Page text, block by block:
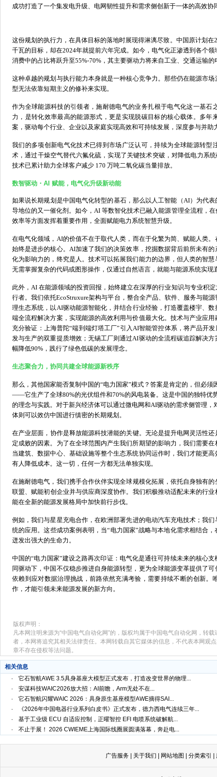
成功打造了一个集发电升级、电网韧性提升和需求侧创新于一体的高效协
这份规划的执行力，在具体目标的落地时展现得淋漓尽致。中国原计划在
千瓦的目标，却在2024年就提前六年完成。如今，电气化正渗透到各个
消费中的占比将跃升至55%-70%，其主要驱动力将来自工业、交通运输
这种卓越的规划 与执行能力本身就是一种核心竞争力。那些仍在能源市
型无法依靠短期主义的修补来实现。
作为全球能源科技的引领者 ，施耐德电气的业务扎根于电气化这一基石
力 ， 是转化效率最高的能源形式，更是实现脱碳目标的核心载体。 多年
案，驱动每个行业、企业以及家庭实现高效和可持续发展，深度参与并助
我们的多项创新电气化技术已得到市场广泛认可，持续为全球能源转型
术，通过干燥空气替代六氟化硫 ，实现了关键技术突破，对降低电力系
技术已累计助力全球客户减少 170 万吨二氧化碳当量排放。
数智驱动・ AI 赋能，电气化升级新动能
如果说长期规划是中国电气化转型的基石，那么以 人工智能 （AI）为代表
导地位的又一催化剂。如今，AI 等数智化技术已融入能源管理全流程，
效率等方面发挥着重要作用，全面赋能电力系统智慧升级。
在电气化领域， AI的价值不在于取代人类，而在于化繁为简、赋能人类。
始终是进步的核心。AI加速了我们的决策效率， 挖掘数据背后前所未有的
化为影响力的，终究是人。技术可以拓展我们能力的边界，但人类的智
无需掌握复杂的代码或图形操作，仅通过自然语言，就能与能源系统实现
此外，AI在能源领域的投资回报，始终建立在深厚的行业知识与专业积淀
行者。我们依托EcoStruxure架构与平台，整合全产品、软件、服务与能
理生态系统，以AI驱动能源智能化 ，并结合行业经验， 打造覆盖楼宇、
端全流程解决方案，实现能源的高效利用与价值最大化。 技术与产业应用
充分验证：上海普陀“端到端灯塔工厂”引入AI智能管控体系，将产品开
发与生产的双重提质增效；无锡工厂则通过AI驱动的全流程碳追踪解决
幅降低90%，践行了绿色低碳的发展理念。
生态聚合力，协同共建全球能源新秩序
那么，其他国家能否复制中国的“电力 国家”模式？答案是肯定的， 但必须
——它生产了全球80%的光伏组件和70%的风电装备。这是中国的独特优
的理念与实践。 对于新兴经济体可以通过微电网和AI驱动的需求侧管理，
体则可以效仿中国进行缜密的长期规划。
在产业层面，协作是释放能源科技潜能的关键。无论是提升电网灵活性
定成败的因素。为了在全球范围内产生我们所期望的影响力，我们需要
当建筑、数据中心、基础设施等整个生态系统协同运作时，我们才能更
有人降低成本。这一切，任何一方都无法单独实现。
在施耐德电气， 我们携手合作伙伴实现全球规模化拓展，依托自身独有的
联盟、赋能初创企业并与供应商深度协作。我们积极推动适配未来的行
能在全新的能源发展格局中加快前行步伐。
例如，我们与星星充电合作，在欧洲部署先进的电动汽车充电技术；我
统的应用。这些成功案例表明，当“电力国家”战略与本地化需求相结合
迸发出强大的生命力。
中国的“电力 国家”建设之路再次印证：电气化是通往可持续未来的核心
同驱动下，中国不仅稳步推进自身能源转型，更为全球能源变革提供了
依赖到应对数据治理挑战，前路依然充满考验，需要持续不断的创新。
作 ， 才能引领未来能源发展的新方向 。
版权声明：
凡本网注明来源为“中国电气自动化网”的，版权均属于中国电气自动化网，转
者，本网将追究其相关法律责任。本网转载自其它媒体的信息，不代表本网观
章不存在侵权等法问题。
相关信息
·
它石智航AWE 3.5具身基座大模型正式发布，打造改变世界的物理...
·
安谋科技WAIC2026放大招：AI前瞻，Arm无处不在...
·
它石智航闪耀WAIC 2026：具身原生基座模型AWE摘得SAI...
·
《2026年中国电器行业系列白皮书》正式发布，德力西电气连续三年...
·
基于工业级 ECU 自适应控制，正曜智控 EFI 电喷系统破解航...
·
不止于展！ 2026 CWIEME上海国际线圈展圆满落幕，奔赴电...
广告服务 关于我们 网站地图 分类索引